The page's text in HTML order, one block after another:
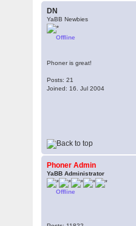
DN
YaBB Newbies
Offline
Phoner is great!
Posts: 21
Joined: 16. Jul 2004
Phoner Admin
YaBB Administrator
Offline